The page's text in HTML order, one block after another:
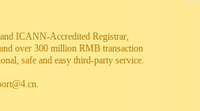
ICANN-Accredited Registrar,
over 300 million RMB transaction
safe and easy third-party service.